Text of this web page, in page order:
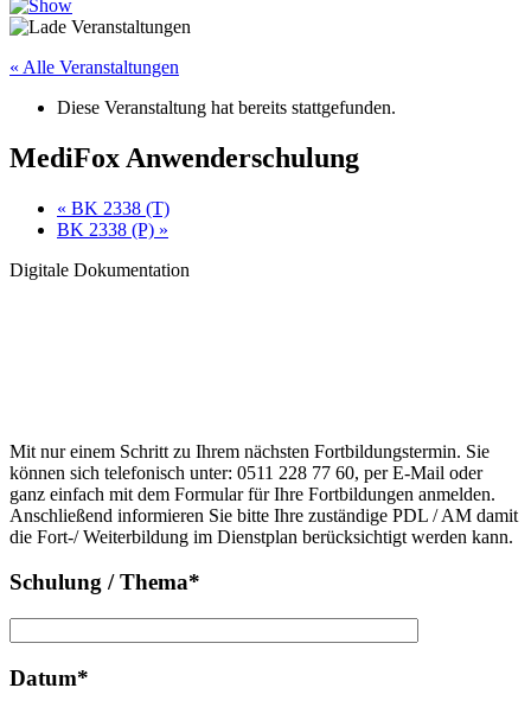
« Alle Veranstaltungen
Diese Veranstaltung hat bereits stattgefunden.
MediFox Anwenderschulung
« BK 2338 (T)
BK 2338 (P) »
Digitale Dokumentation
Feld
leer.
lasse
dieses
Feld
leer.
Mit nur einem Schritt zu Ihrem nächsten Fortbildungstermin. Sie
können sich telefonisch unter: 0511 228 77 60, per E-Mail oder
ganz einfach mit dem Formular für Ihre Fortbildungen anmelden.
Anschließend informieren Sie bitte Ihre zuständige PDL / AM damit
die Fort-/ Weiterbildung im Dienstplan berücksichtigt werden kann.
Schulung / Thema*
Datum*